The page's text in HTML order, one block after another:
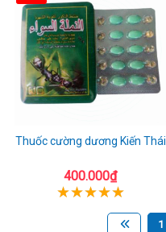
Thuốc cường dương Kiến Thái
400.000₫
1